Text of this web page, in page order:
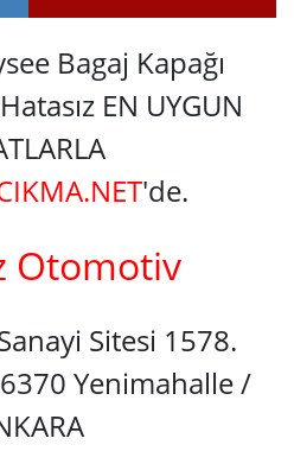
Bagaj Kapağı
EN UYGUN
'de.
Otomotiv
Sanayi Sitesi 1578.
Yenimahalle /